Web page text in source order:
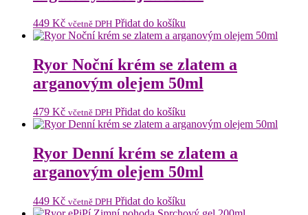
449 Kč včetně DPH Přidat do košíku
Ryor Noční krém se zlatem a
arganovým olejem 50ml
479 Kč včetně DPH Přidat do košíku
Ryor Denní krém se zlatem a
arganovým olejem 50ml
449 Kč včetně DPH Přidat do košíku